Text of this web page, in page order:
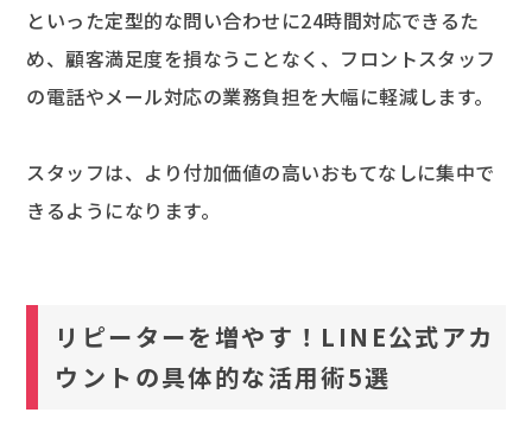
といった定型的な問い合わせに24時間対応できるた
め、顧客満足度を損なうことなく、フロントスタッフ
の電話やメール対応の業務負担を大幅に軽減します。
スタッフは、より付加価値の高いおもてなしに集中で
きるようになります。
リピーターを増やす！LINE公式アカ
ウントの具体的な活用術5選